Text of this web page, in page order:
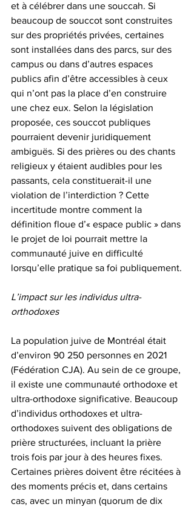
et à célébrer dans une souccah. Si
beaucoup de souccot sont construites
sur des propriétés privées, certaines
sont installées dans des parcs, sur des
campus ou dans d’autres espaces
publics afin d’être accessibles à ceux
qui n’ont pas la place d’en construire
une chez eux. Selon la législation
proposée, ces souccot publiques
pourraient devenir juridiquement
ambiguës. Si des prières ou des chants
religieux y étaient audibles pour les
passants, cela constituerait-il une
violation de l’interdiction ? Cette
incertitude montre comment la
définition floue d’« espace public » dans
le projet de loi pourrait mettre la
communauté juive en difficulté
lorsqu’elle pratique sa foi publiquement.
L’impact sur les individus ultra-
orthodoxes
La population juive de Montréal était
d’environ 90 250 personnes en 2021
(Fédération CJA). Au sein de ce groupe,
il existe une communauté orthodoxe et
ultra-orthodoxe significative. Beaucoup
d’individus orthodoxes et ultra-
orthodoxes suivent des obligations de
prière structurées, incluant la prière
trois fois par jour à des heures fixes.
Certaines prières doivent être récitées à
des moments précis et, dans certains
cas, avec un minyan (quorum de dix